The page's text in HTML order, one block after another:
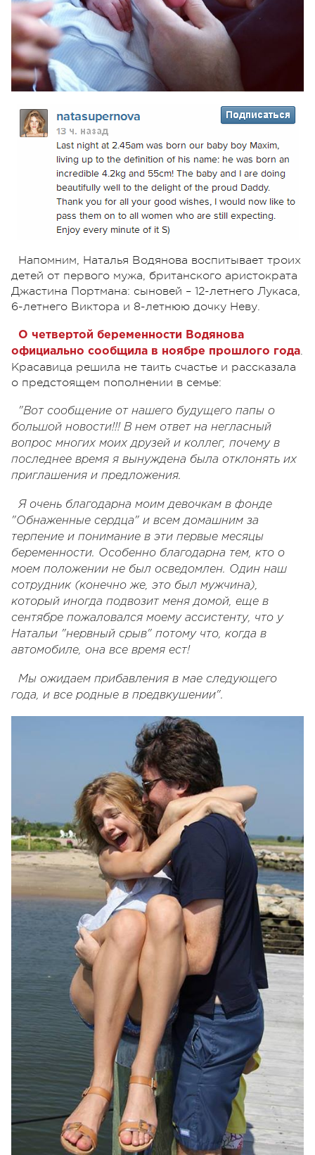
Напомним, Наталья Водянова воспитывает троих
детей от первого мужа, британского аристократа
Джастина Портмана: сыновей – 12-летнего Лукаса,
6-летнего Виктора и 8-летнюю дочку Неву.
О четвертой беременности Водянова
официально сообщила в ноябре прошлого года.
Красавица решила не таить счастье и рассказала
о предстоящем пополнении в семье:
"Вот сообщение от нашего будущего папы о
большой новости!!! В нем ответ на негласный
вопрос многих моих друзей и коллег, почему в
последнее время я вынуждена была отклонять их
приглашения и предложения.
Я очень благодарна моим девочкам в фонде
"Обнаженные сердца" и всем домашним за
терпение и понимание в эти первые месяцы
беременности. Особенно благодарна тем, кто о
моем положении не был осведомлен. Один наш
сотрудник (конечно же, это был мужчина),
который иногда подвозит меня домой, еще в
сентябре пожаловался моему ассистенту, что у
Натальи "нервный срыв" потому что, когда в
автомобиле, она все время ест!
Мы ожидаем прибавления в мае следующего
года, и все родные в предвкушении".